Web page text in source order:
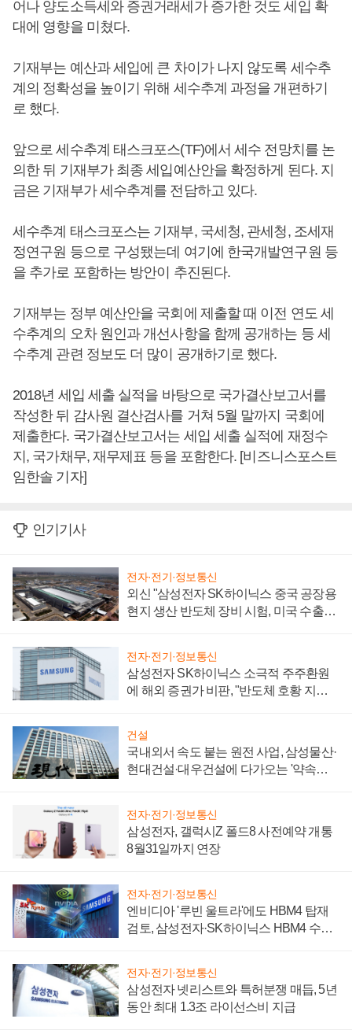
어나 양도소득세와 증권거래세가 증가한 것도 세입 확
대에 영향을 미쳤다.
기재부는 예산과 세입에 큰 차이가 나지 않도록 세수추
계의 정확성을 높이기 위해 세수추계 과정을 개편하기
로 했다.
앞으로 세수추계 태스크포스(TF)에서 세수 전망치를 논
의한 뒤 기재부가 최종 세입예산안을 확정하게 된다. 지
금은 기재부가 세수추계를 전담하고 있다.
세수추계 태스크포스는 기재부, 국세청, 관세청, 조세재
정연구원 등으로 구성됐는데 여기에 한국개발연구원 등
을 추가로 포함하는 방안이 추진된다.
기재부는 정부 예산안을 국회에 제출할 때 이전 연도 세
수추계의 오차 원인과 개선사항을 함께 공개하는 등 세
수추계 관련 정보도 더 많이 공개하기로 했다.
2018년 세입 세출 실적을 바탕으로 국가결산보고서를
작성한 뒤 감사원 결산검사를 거쳐 5월 말까지 국회에
제출한다. 국가결산보고서는 세입 세출 실적에 재정수
지, 국가채무, 재무제표 등을 포함한다. [비즈니스포스트
임한솔 기자]
인기기사
전자·전기·정보통신
외신 "삼성전자 SK하이닉스 중국 공장용
현지 생산 반도체 장비 시험, 미국 수출통
전자·전기·정보통신
삼성전자 SK하이닉스 소극적 주주환원
에 해외 증권가 비판, "반도체 호황 지속
건설
국내외서 속도 붙는 원전 사업, 삼성물산·
현대건설·대우건설에 다가오는 '약속의
전자·전기·정보통신
삼성전자, 갤럭시Z 폴드8 사전예약 개통
8월31일까지 연장
전자·전기·정보통신
엔비디아 '루빈 울트라'에도 HBM4 탑재
검토, 삼성전자·SK하이닉스 HBM4 수율
전자·전기·정보통신
삼성전자 넷리스트와 특허분쟁 매듭, 5년
동안 최대 1.3조 라이선스비 지급